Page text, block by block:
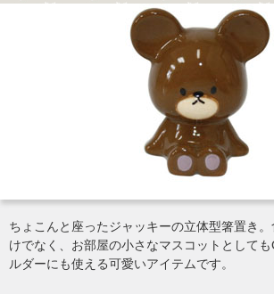
ちょこんと座ったジャッキーの立体型箸置き
けでなく、お部屋の小さなマスコットとして
ルダーにも使える可愛いアイテムです。